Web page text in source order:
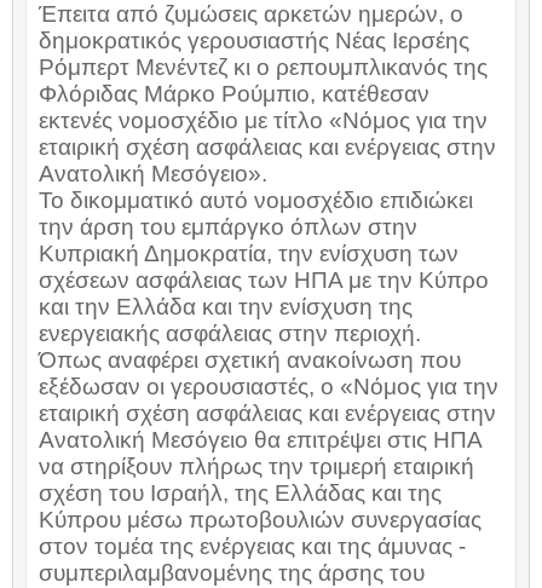
Έπειτα από ζυμώσεις αρκετών ημερών, ο
δημοκρατικός γερουσιαστής Νέας Ιερσέης
Ρόμπερτ Μενέντεζ κι ο ρεπουμπλικανός της
Φλόριδας Μάρκο Ρούμπιο, κατέθεσαν
εκτενές νομοσχέδιο με τίτλο «Νόμος για την
εταιρική σχέση ασφάλειας και ενέργειας στην
Ανατολική Μεσόγειο».
Το δικομματικό αυτό νομοσχέδιο επιδιώκει
την άρση του εμπάργκο όπλων στην
Κυπριακή Δημοκρατία, την ενίσχυση των
σχέσεων ασφάλειας των ΗΠΑ με την Κύπρο
και την Ελλάδα και την ενίσχυση της
ενεργειακής ασφάλειας στην περιοχή.
Όπως αναφέρει σχετική ανακοίνωση που
εξέδωσαν οι γερουσιαστές, ο «Νόμος για την
εταιρική σχέση ασφάλειας και ενέργειας στην
Ανατολική Μεσόγειο θα επιτρέψει στις ΗΠΑ
να στηρίξουν πλήρως την τριμερή εταιρική
σχέση του Ισραήλ, της Ελλάδας και της
Κύπρου μέσω πρωτοβουλιών συνεργασίας
στον τομέα της ενέργειας και της άμυνας -
συμπεριλαμβανομένης της άρσης του